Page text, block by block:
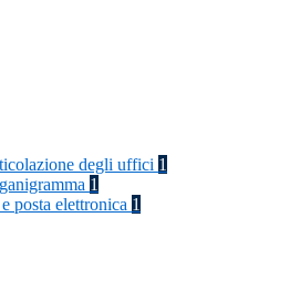
degli uffici 1
1
posta elettronica 1